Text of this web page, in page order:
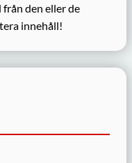
den eller de
innehåll!